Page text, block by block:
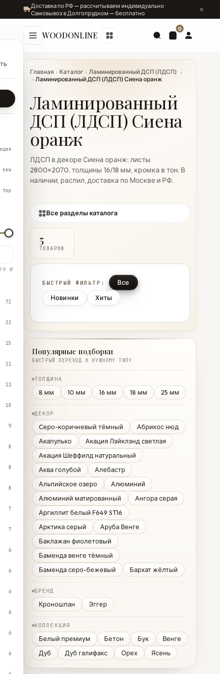
Доставка по РФ — рассчитываем индивидуально ·
Самовывоз в Долгопрудном — бесплатно
WOODONLINE
0
Главная › Каталог › Ламинированный ДСП (ЛДСП) ⌄
› Ламинированный ДСП (ЛДСП) Сиена оранж
Ламинированный
ДСП (ЛДСП) Сиена
оранж
ЛДСП в декоре Сиена оранж: листы
2800×2070, толщины 16/18 мм, кромка в тон. В
наличии, распил, доставка по Москве и РФ.
Все разделы каталога
5
ТОВАРОВ
БЫСТРЫЙ ФИЛЬТР:
Все
Новинки
Хиты
new
top
₽
72
22
15
11
11
10
9
8
8
8
7
7
6
6
6
6
6
6
Популярные подборки
БЫСТРЫЙ ПЕРЕХОД К НУЖНОМУ ТИПУ
ТОЛЩИНА
8 мм 10 мм 16 мм 18 мм 25 мм
ДЕКОР
Cеро-коричневый тёмный
Абрикос нюд
Акапулько
Акация Лэйклэнд светлая
Акация Шеффилд натуральный
Аква голубой
Алебастр
Альпийское озеро
Алюминий
Алюминий матированный
Ангора серая
Аргиллит белый F649 ST16
Арктика серый
Аруба Венге
Баклажан фиолетовый
Баменда венге тёмный
Баменда серо-бежевый
Бархат жёлтый
БРЕНД
Кроношпан Эггер
КОЛЛЕКЦИЯ
Белый премиум Бетон Бук
Венге
Дуб
Дуб галифакс Орех Ясень